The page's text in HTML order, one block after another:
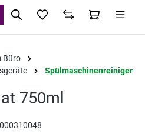
Büro
Spülmaschinenreiniger
750ml